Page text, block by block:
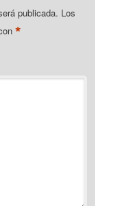
publicada. Los
*